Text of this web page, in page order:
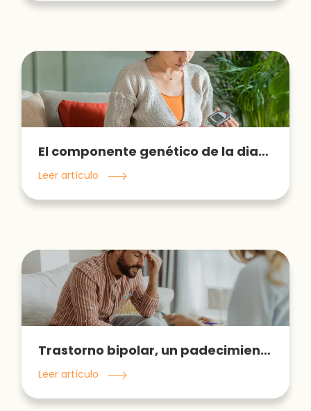
El componente genético de la diabetes tipo 2
Leer artículo
Trastorno bipolar, un padecimiento incomprendido
Leer artículo